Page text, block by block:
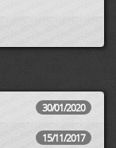
30/01/2020
15/11/2017